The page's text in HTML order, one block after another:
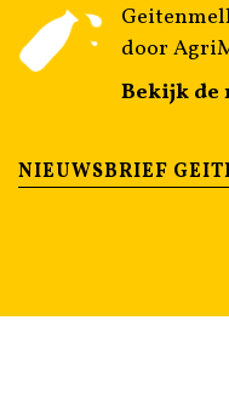
door
Bekijk de
NIEUWSBRIEF